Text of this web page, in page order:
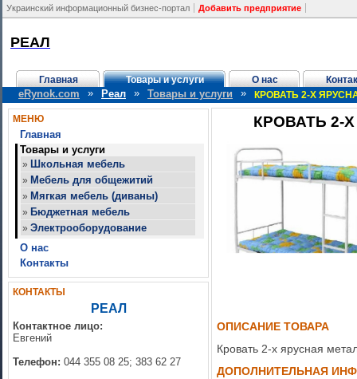
Украинский информационный бизнес-портал Добавить предприятие
РЕАЛ
Главная Товары и услуги О нас
eRynok.com » Реал » Товары и услуги » КРОВАТЬ 2-Х
МЕНЮ
Главная
Товары и услуги
» Школьная мебель
» Мебель для общежитий
» Мягкая мебель (диваны)
» Бюджетная мебель
» Электрооборудование
О нас
Контакты
КОНТАКТЫ
РЕАЛ
Контактное лицо:
Евгений
Телефон: 044 355 08 25; 383 62 27
КРОВАТЬ 2-
ОПИСАНИЕ ТОВАРА
Кровать 2-х ярусная
ДОПОЛНИТЕЛЬНАЯ